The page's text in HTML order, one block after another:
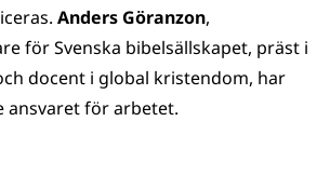
Anders Göranzon,
för Svenska bibelsällskapet, präst i
docent i global kristendom, har
ansvaret för arbetet.